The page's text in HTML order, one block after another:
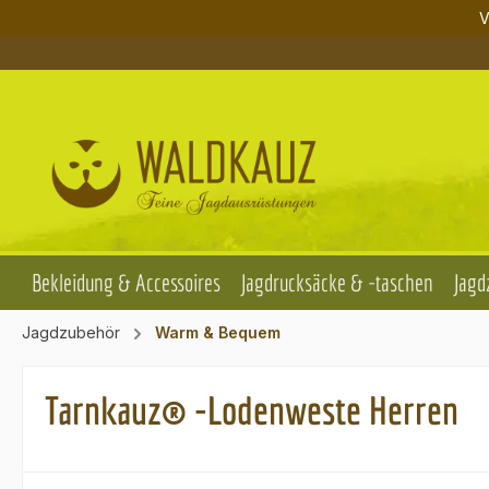
Bekleidung & Accessoires Jagdrucksäcke & -taschen
Jagdzubehör Warm & Bequem
Tarnkauz® -Lodenweste Herren